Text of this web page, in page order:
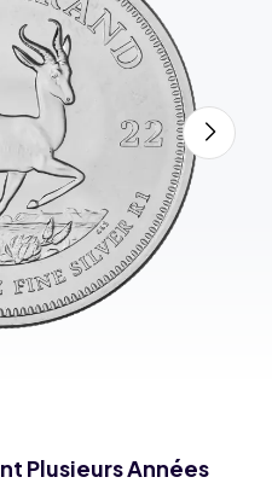
Plusieurs Années